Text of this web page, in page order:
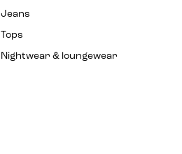
Jeans
Tops
Nightwear & loungewear